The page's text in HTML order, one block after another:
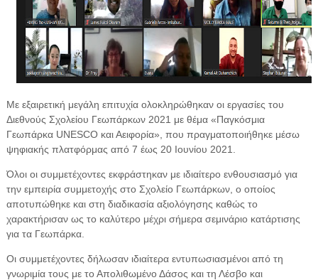
Με εξαιρετική μεγάλη επιτυχία ολοκληρώθηκαν οι εργασίες του
Διεθνούς Σχολείου Γεωπάρκων 2021 με θέμα «Παγκόσμια
Γεωπάρκα UNESCO και Αειφορία», που πραγματοποιήθηκε μέσω
ψηφιακής πλατφόρμας από 7 έως 20 Ιουνίου 2021.
Όλοι οι συμμετέχοντες εκφράστηκαν με ιδιαίτερο ενθουσιασμό για
την εμπειρία συμμετοχής στο Σχολείο Γεωπάρκων, ο οποίος
αποτυπώθηκε και στη διαδικασία αξιολόγησης καθώς το
χαρακτήρισαν ως το καλύτερο μέχρι σήμερα σεμινάριο κατάρτισης
για τα Γεωπάρκα.
Οι συμμετέχοντες δήλωσαν ιδιαίτερα εντυπωσιασμένοι από τη
γνωριμία τους με το Απολιθωμένο Δάσος και τη Λέσβο και